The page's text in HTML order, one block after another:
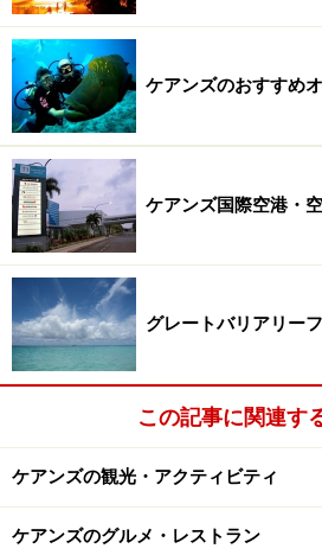
ゴールドコーストの中心、サーフィ
ダイス
ゴールドコーストは世界中のサー
ィン天国。その名のとおり「サー
がゴールドコーストで一番の中心
パラダイスにはショッピングセン
フェが建ち並び、ビーチにも近く
と便利なロケーションにあります
朝のビーチで散歩やジョギングをす
サーファーズ一帯はまだまだ開発
築中の高層コンドミニアムが目に
サーフボードを抱えたサーファー
に見かけるでしょう。
ケアンズのおすすめ
ケアンズ国際空港・
グレートバリアリー
この記事に関連す
ケアンズの観光・アクティビティ
ケアンズのグルメ・レストラン